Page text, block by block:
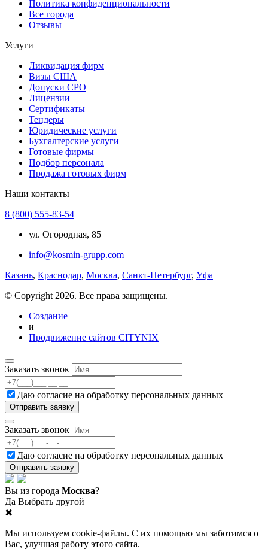
Политика конфиденциональности
Все города
Отзывы
Услуги
Ликвидация фирм
Визы США
Допуски СРО
Лицензии
Сертификаты
Тендеры
Юридические услуги
Бухгалтерские услуги
Готовые фирмы
Подбор персонала
Продажа готовых фирм
Наши контакты
8 (800) 555-83-54
ул. Огородная, 85
info@kosmin-grupp.com
Казань, Краснодар, Москва, Санкт-Петербург, Уфа
© Copyright 2026. Все права защищены.
Создание
и
Продвижение сайтов CITYNIX
Заказать звонок
Даю согласие на обработку персональных данных
Заказать звонок
Даю согласие на обработку персональных данных
Вы из города Москва?
Да Выбрать другой
✖
Мы используем cookie-файлы. С их помощью мы заботимся о
Вас, улучшая работу этого сайта.